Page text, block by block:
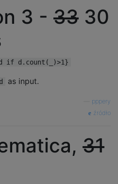
3 - 33 30
if d.count(_)>1}
d as input.
pppery
źródło
31